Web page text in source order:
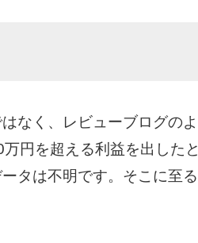
なく、レビューブログのよ
円を超える利益を出したと
タは不明です。そこに至る